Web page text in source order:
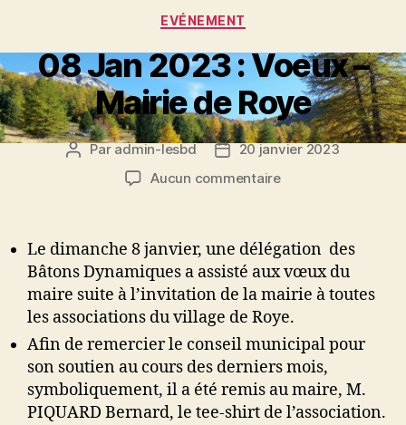
Catégories
EVÉNEMENT
08 Jan 2023 : Voeux –
Mairie de Roye
Auteur
Par admin-lesbd
Date20 janvier 2023
Aucun commentairesur
:
Voeux
–
Mairie
de
Roye
Le dimanche 8 janvier, une délégation des
Bâtons Dynamiques a assisté aux vœux du
maire suite à l’invitation de la mairie à toutes
les associations du village de Roye.
Afin de remercier le conseil municipal pour
son soutien au cours des derniers mois,
symboliquement, il a été remis au maire, M.
PIQUARD Bernard, le tee-shirt de l’association.